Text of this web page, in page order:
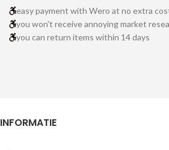
easy payment with Wero at no extra
you won't receive annoying market
you can return items within 14 days
INFORMATIE